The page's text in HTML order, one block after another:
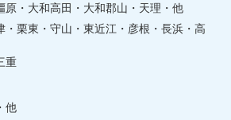
原・大和高田・大和郡山・天理・他
・栗東・守山・東近江・彦根・長浜・高
重
他